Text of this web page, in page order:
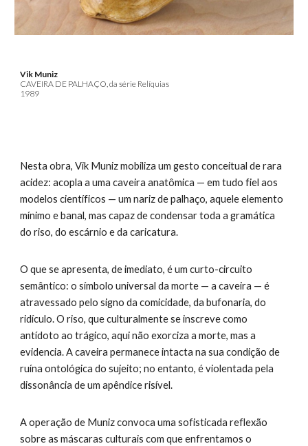
Vik Muniz
CAVEIRA DE PALHAÇO, da série Relíquias
1989
Nesta obra, Vik Muniz mobiliza um gesto conceitual de rara
acidez: acopla a uma caveira anatômica — em tudo fiel aos
modelos científicos — um nariz de palhaço, aquele elemento
mínimo e banal, mas capaz de condensar toda a gramática
do riso, do escárnio e da caricatura.
O que se apresenta, de imediato, é um curto-circuito
semântico: o símbolo universal da morte — a caveira — é
atravessado pelo signo da comicidade, da bufonaria, do
ridículo. O riso, que culturalmente se inscreve como
antídoto ao trágico, aqui não exorciza a morte, mas a
evidencia. A caveira permanece intacta na sua condição de
ruína ontológica do sujeito; no entanto, é violentada pela
dissonância de um apêndice risível.
A operação de Muniz convoca uma sofisticada reflexão
sobre as máscaras culturais com que enfrentamos o